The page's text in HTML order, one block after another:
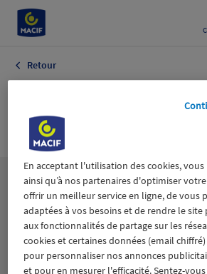
Retour
Aviation
Lesthématiques
Aidants Catastrophes naturelles
Engagement Epargne ESS
En acceptant l'utilisation des cookies,
ainsi qu’à nos partenaires d'optimiser
offrir un meilleur service en ligne, de vous
adaptées à vos besoins et de rendre le
aux fonctionnalités de partage sur les
cookies et certaines données (email
pour personnaliser nos annonces
et pour en mesurer l'efficacité. Sentez-